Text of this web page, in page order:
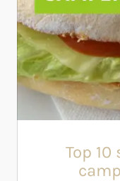
Top